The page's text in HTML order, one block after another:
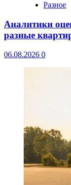
Разное
Аналитики
разные
06.08.2026 0